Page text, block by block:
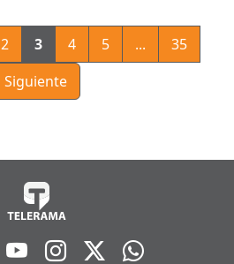
2 3 4 5 ...
35
Siguiente